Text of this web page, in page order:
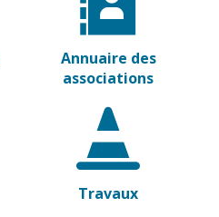
Annuaire des
associations
Travaux